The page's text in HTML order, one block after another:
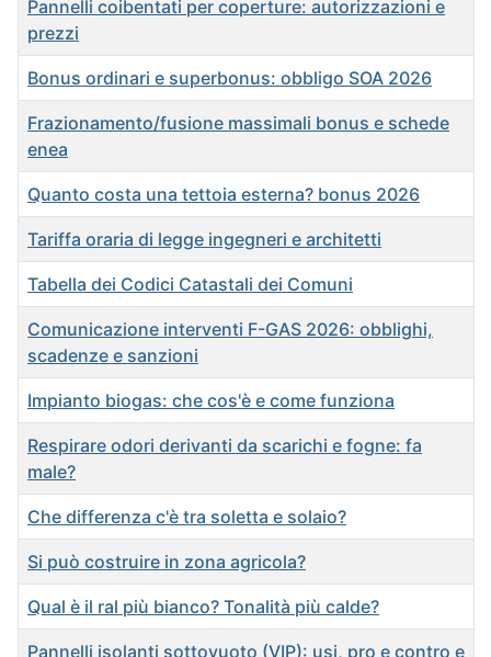
Pannelli coibentati per coperture: autorizzazioni e
prezzi
Bonus ordinari e superbonus: obbligo SOA 2026
Frazionamento/fusione massimali bonus e schede
enea
Quanto costa una tettoia esterna? bonus 2026
Tariffa oraria di legge ingegneri e architetti
Tabella dei Codici Catastali dei Comuni
Comunicazione interventi F-GAS 2026: obblighi,
scadenze e sanzioni
Impianto biogas: che cos'è e come funziona
Respirare odori derivanti da scarichi e fogne: fa
male?
Che differenza c'è tra soletta e solaio?
Si può costruire in zona agricola?
Qual è il ral più bianco? Tonalità più calde?
Pannelli isolanti sottovuoto (VIP): usi, pro e contro e